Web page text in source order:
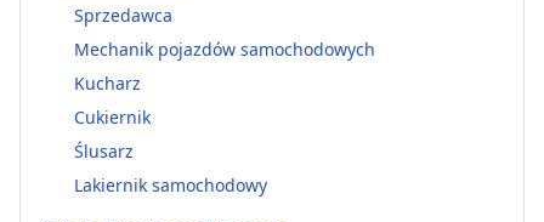
Sprzedawca
Mechanik pojazdów samochodowych
Kucharz
Cukiernik
Ślusarz
Lakiernik samochodowy